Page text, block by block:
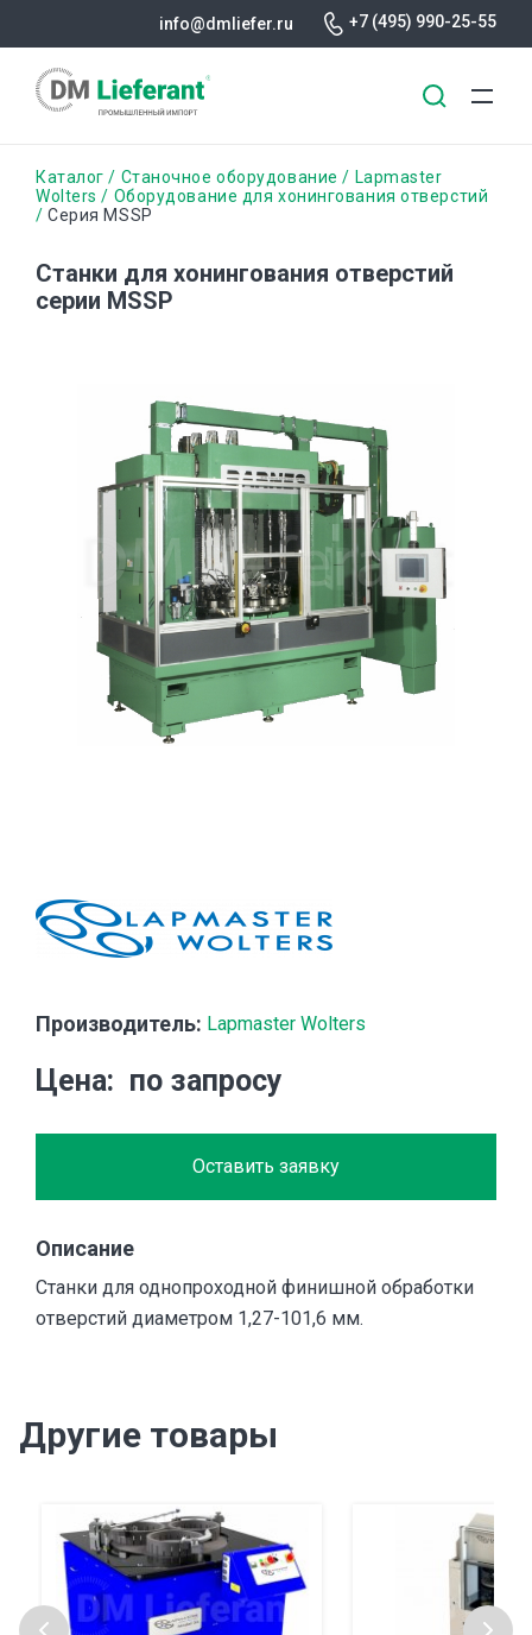
основному
info@dmliefer.ru +7 (495) 990-25-55
Строка
навигации
Каталог Станочное оборудование
Lapmaster
Wolters
Оборудование для хонингования отверстий
Серия MSSP
Станки для хонингования отверстий
серии MSSP
Производитель: Lapmaster Wolters
Цена по запросу
Оставить заявку
Описание
Станки для однопроходной финишной обработки
отверстий диаметром 1,27-101,6 мм.
Другие товары